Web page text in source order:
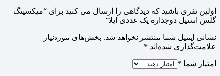
اولین نفری باشید که دیدگاهی را ارسال می کنید برای “میکسینگ
گلس استیل دوجداره یک عددی ایلا”
نشانی ایمیل شما منتشر نخواهد شد. بخش‌های موردنیاز
علامت‌گذاری شده‌اند *
امتیاز شما *